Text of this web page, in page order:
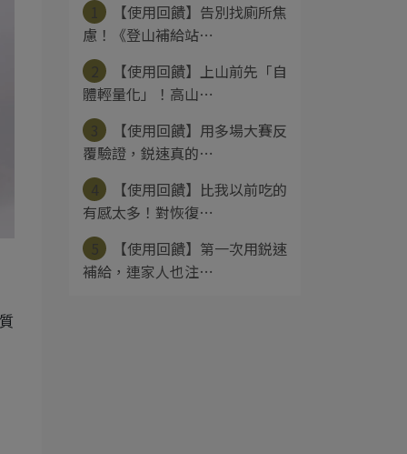
【使用回饋】告別找廁所焦
慮！《登山補給站⋯
【使用回饋】上山前先「自
體輕量化」！高山⋯
【使用回饋】用多場大賽反
覆驗證，鋭速真的⋯
【使用回饋】比我以前吃的
有感太多！對恢復⋯
【使用回饋】第一次用鋭速
補給，連家人也注⋯